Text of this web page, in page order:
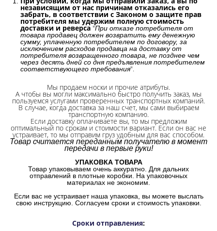
независящим от нас причинам отказались его
забрать, в соответствии с Законом о защите прав
потребителя мы удержим полную стоимость
доставки и реверса "При отказе потребителя от
товара продавец должен возвратить ему денежную
сумму, уплаченную потребителем по договору, за
исключением расходов продавца на доставку от
потребителя возвращенного товара, не позднее чем
через десять дней со дня предъявления потребителем
соответствующего требования".
Мы продаем носки и прочие атрибуты.
А чтобы вы могли максимально быстро получить заказ, мы
пользуемся услугами проверенных транспортных компаний.
В случае, когда доставка за наш счет, мы сами выбираем
транспортную компанию.
Если доставку оплачиваете вы, то мы предложим
оптимальный по срокам и стоимости вариант. Если он вас не
устраивает, то мы отправим груз удобным для вас способом.
Товар считается переданным получателю в момент
передачи в первые руки!
УПАКОВКА ТОВАРА
Товар упаковываем очень аккуратно. Для дальних
отправлений в плотные коробки. На упаковочных
материалах не экономим.
Если вас не устраивает наша упаковка, вы можете выслать
свою инструкцию. Согласуем сроки и стоимость упаковки.
Сроки отправления: